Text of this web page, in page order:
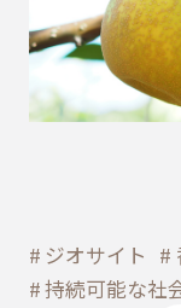
ジオサイト
持続可能な社